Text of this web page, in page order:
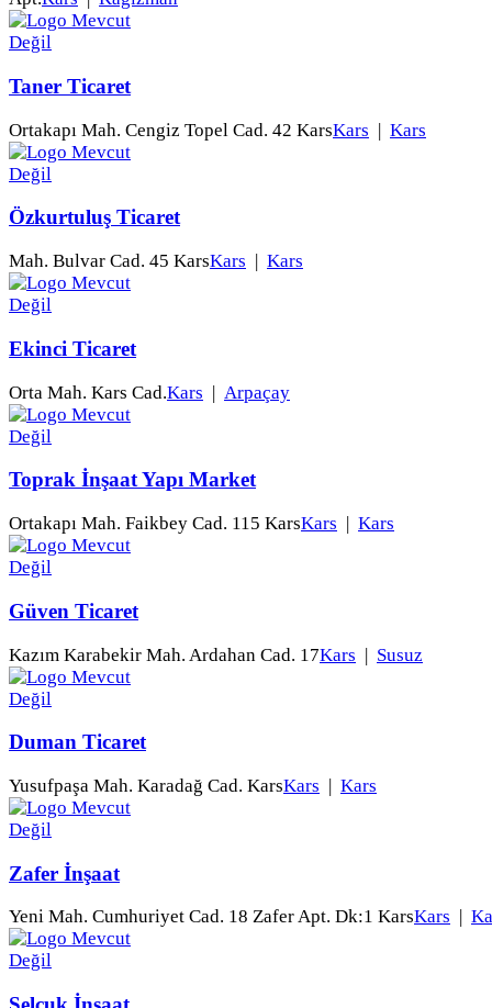
Taner Ticaret
Ortakapı Mah. Cengiz Topel Cad. 42 KarsKars | Kars
Özkurtuluş Ticaret
Mah. Bulvar Cad. 45 KarsKars Kars
Ekinci Ticaret
Orta Mah. Kars Cad.Kars | Arpaçay
Toprak İnşaat Yapı Market
Ortakapı Mah. Faikbey Cad. 115 KarsKars | Kars
Güven Ticaret
Kazım Karabekir Mah. Ardahan Cad. 17Kars | Susuz
Duman Ticaret
Yusufpaşa Mah. Karadağ Cad. KarsKars | Kars
Zafer İnşaat
Yeni Mah. Cumhuriyet Cad. 18 Zafer Apt. Dk:1 KarsKars